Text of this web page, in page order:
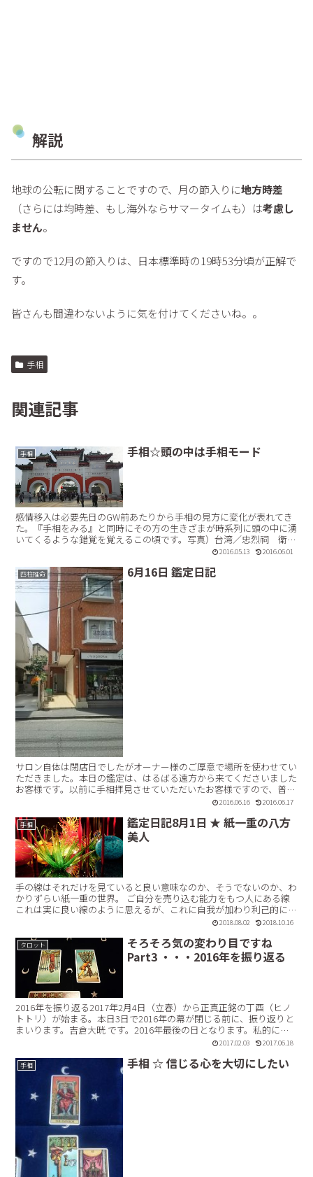
解説
地球の公転に関することですので、月の節入りに地方時差
（さらには均時差、もし海外ならサマータイムも）は考慮し
ません。
ですので12月の節入りは、日本標準時の19時53分頃が正解で
す。
皆さんも間違わないように気を付けてくださいね。。
手相
関連記事
手相 手相☆頭の中は手相モード
感情移入は必要先日のGW前あたりから手相の見方に変化が表れてき
た。『手相をみる』と同時にその方の生きざまが時系列に頭の中に湧
いてくるような錯覚を覚えるこの頃です。写真）台湾／忠烈祠 衛兵
さんの交代開始前の様子 台湾は四柱推命より紫微斗数が人...【続き
2016.05.13 2016.06.01
四柱推命 6月16日 鑑定日記
サロン自体は閉店日でしたがオーナー様のご厚意で場所を使わせてい
ただきました。本日の鑑定は、はるばる遠方から来てくださいました
お客様です。以前に手相拝見させていただいたお客様ですので、普通
に手相鑑定では個人的にも面白くありませんので今回は視点...【続き
2016.06.16 2016.06.17
手相
鑑定日記8月1日 ★ 紙一重の八方
美人
手の線はそれだけを見ていると良い意味なのか、そうでないのか、わ
かりずらい紙一重の世界。 ご自分を売り込む能力をもつ人にある線
これは実に良い線のように思えるが、これに自我が加わり利己的にな
ると、それは八方美人の相へと転じる。 紙一重でどちら...【続きを読
2018.08.02 2018.10.16
タロット
そろそろ気の変わり目ですね
Part3 ・・・2016年を振り返る
2016年を振り返る2017年2月4日（立春）から正真正銘の丁酉（ヒノ
トトリ）が始まる。本日3日で2016年の幕が閉じる前に、振り返りと
まいります。吉倉大晄 です。2016年最後の日となります。私的には
大晦日より、こちらのほうが重要です。こ...【続きを読む】
2017.02.03 2017.06.18
手相 手相 ☆ 信じる心を大切にしたい